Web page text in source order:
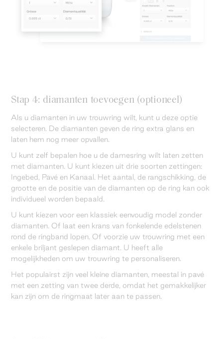
Stap 4: diamanten toevoegen (optioneel)
Als u diamanten in uw trouwring wilt, kunt u deze optie
selecteren. De diamanten geven de ring extra glans en
laten hem nog meer opvallen.
U kunt zelf bepalen hoe u de damesring wilt laten zetten
met diamanten. U kunt kiezen uit drie soorten zettingen:
Ingebed, Pavé en Kanaal. Het aantal, de rangschikking, de
grootte en de positie van de diamanten op de ring kan ook
individueel worden bepaald.
U kunt kiezen voor een klassiek eenvoudig model zonder
diamanten. Of laat een krans van fonkelende edelstenen
rond de ringband lopen. Of voorzie uw trouwring met een
enkele briljant geslepen diamant. U heeft alle
mogelijkheden om uw trouwring te personaliseren.
Het populairst zijn veel kleine diamanten, meestal in pavé
met een zetting van twee derde, omdat het gemakkelijker
kan zijn om de ringmaat later aan te passen.